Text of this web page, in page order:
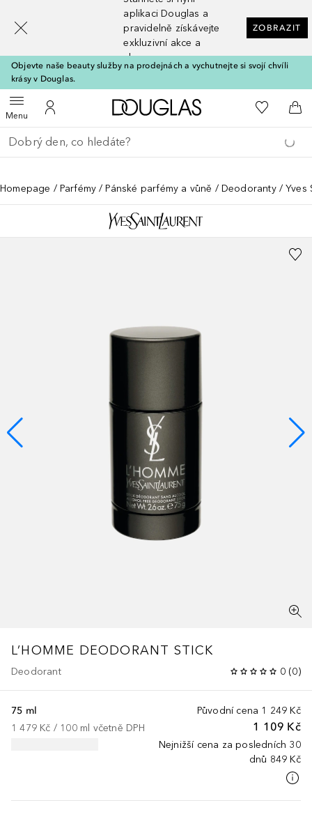
aplikaci Douglas a
pravidelně získávejte
exkluzivní akce a
slevy
ZOBRAZIT
Objevte naše beauty služby na prodejnách a vychutnejte si svojí chvíli
krásy v Douglas.
MenuOtevřít menuK mému účtu
Domů K mému
Do
Vraťte se
Proveďte vyhledávání
Homepage Parfémy Pánské parfémy a vůně Deodoranty Yves
L’HOMME DEODORANT STICK
Deodorant 0 (0)
Původní cena 1 249 Kč
1 109 Kč
Nejnižší cena za posledních 30
dnů 849 Kč
75 ml
1 479 Kč / 100 ml včetně DPH
[navigation.slideout.screenreader]